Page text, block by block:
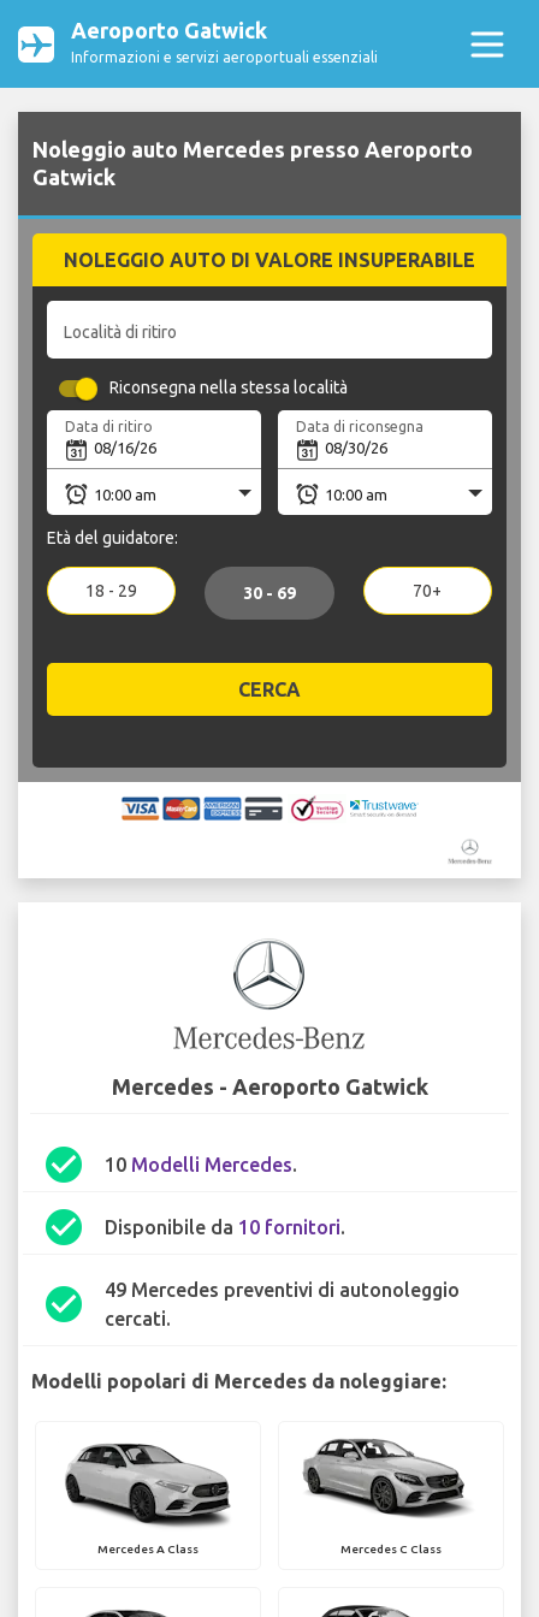
Aeroporto Gatwick
Informazioni e servizi aeroportuali essenziali
Noleggio auto Mercedes presso Aeroporto
Gatwick
NOLEGGIO AUTO DI VALORE INSUPERABILE
Località di ritiro
Riconsegna nella stessa località
Data di ritiro Data di riconsegna
Età del guidatore:
18 - 29 30 - 69 70+
CERCA
Mercedes - Aeroporto Gatwick
check_circle 10 Modelli Mercedes.
check_circle Disponibile da 10 fornitori.
check_circle
49 Mercedes preventivi di autonoleggio
cercati.
Modelli popolari di Mercedes da noleggiare:
Mercedes A Class Mercedes C Class